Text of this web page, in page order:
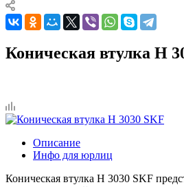
Коническая втулка H
Описание
Инфо для юрлиц
Коническая втулка H 3030 SKF